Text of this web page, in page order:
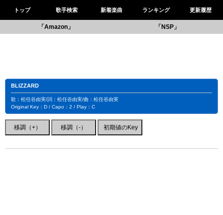
トップ 歌手検索 新着楽曲 ランキング 更新履歴
「Amazon」 「NSP」
BLIZZARD
歌：松任谷由実/詞：松任谷由実/曲：松任谷由実
Original Key：D / Capo：2 / Play：C